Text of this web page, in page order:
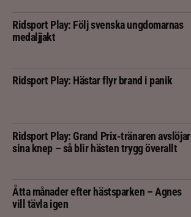
Ridsport Play: Följ svenska ungdomarnas
medaljjakt
Ridsport Play: Hästar flyr brand i panik
Ridsport Play: Grand Prix-tränaren avslöjar
sina knep – så blir hästen trygg överallt
Åtta månader efter hästsparken – Agnes
vill tävla igen